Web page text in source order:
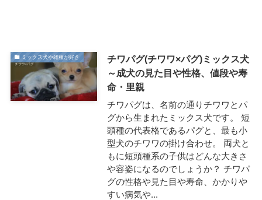
ミックス犬や雑種が好き
チワパグ(チワワ×パグ)ミックス犬
～成犬の見た目や性格、値段や寿
命・里親
チワパグは、名前の通りチワワとパ
グから生まれたミックス犬です。 短
頭種の代表格であるパグと、最も小
型犬のチワワの掛け合わせ。 両犬と
もに短頭種系の子供はどんな大きさ
や容姿になるのでしょうか？ チワパ
グの性格や見た目や寿命、かかりや
すい病気や...